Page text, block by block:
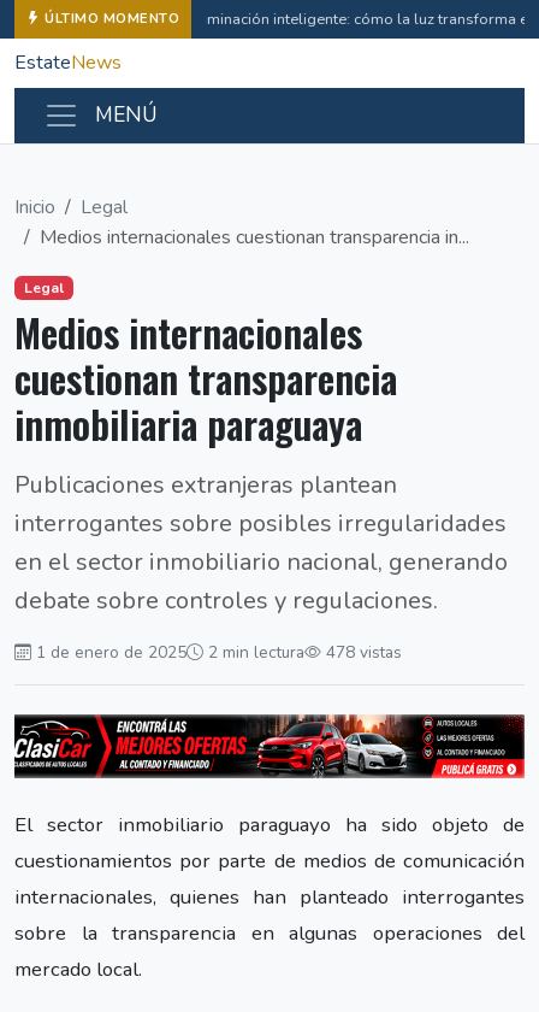
ÚLTIMO MOMENTO Iluminación inteligente: cómo la luz transforma
EstateNews
MENÚ
Inicio
Legal
Medios internacionales cuestionan transparencia in...
Legal
Medios internacionales
cuestionan transparencia
inmobiliaria paraguaya
Publicaciones extranjeras plantean
interrogantes sobre posibles irregularidades
en el sector inmobiliario nacional, generando
debate sobre controles y regulaciones.
1 de enero de 2025 2 min lectura 478 vistas
El sector inmobiliario paraguayo ha sido objeto de
cuestionamientos por parte de medios de comunicación
internacionales, quienes han planteado interrogantes
sobre la transparencia en algunas operaciones del
mercado local.